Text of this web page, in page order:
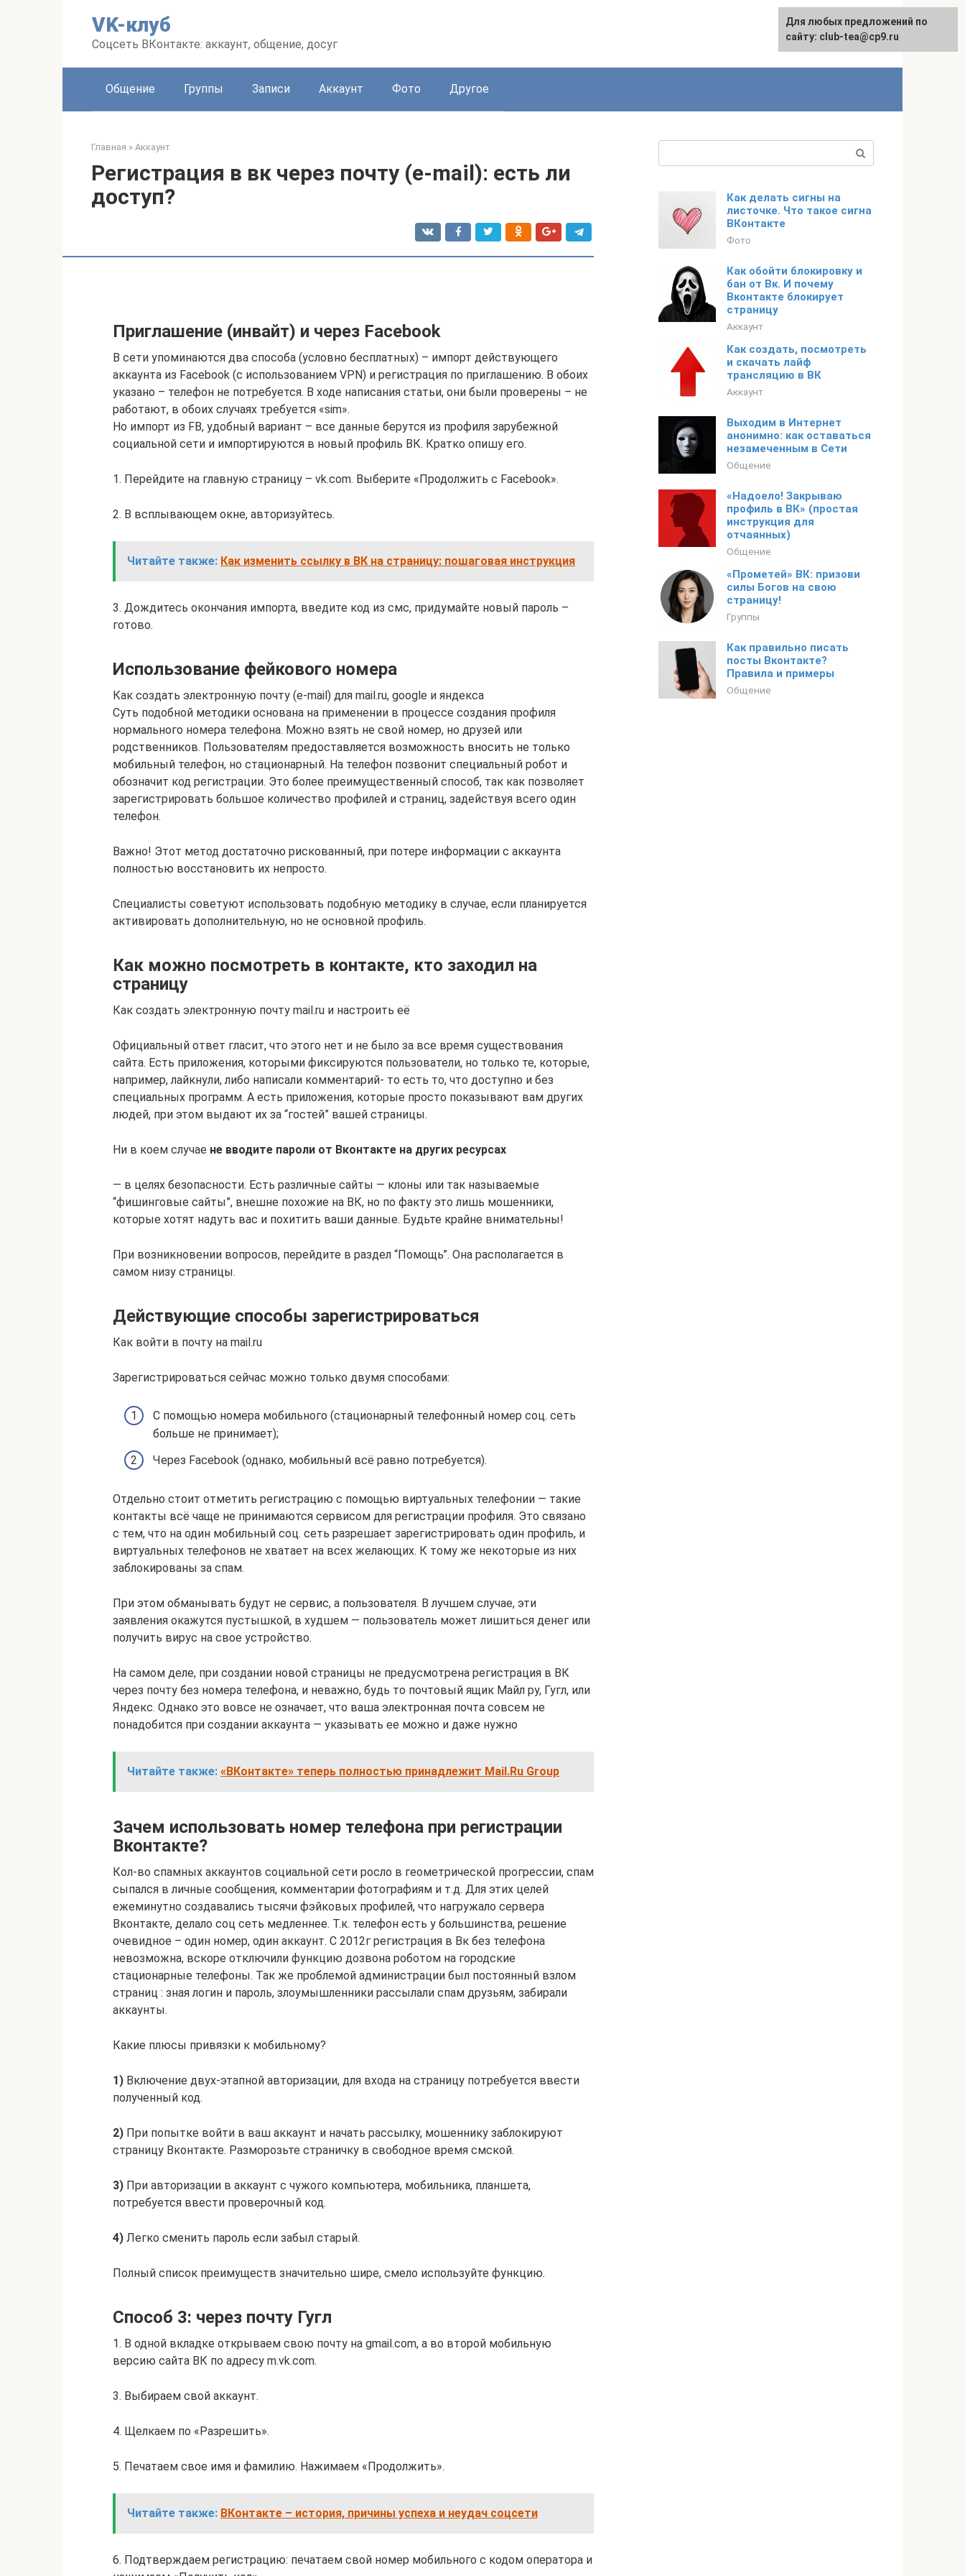
VK-клуб
Соцсеть ВКонтакте: аккаунт, общение, досуг
Общение Группы Записи Аккаунт Фото Другое
Главная » Аккаунт
Регистрация в вк через почту (e-mail): есть ли
доступ?
Приглашение (инвайт) и через Facebook
В сети упоминаются два способа (условно бесплатных) – импорт действующего
аккаунта из Facebook (с использованием VPN) и регистрация по приглашению. В обоих
указано – телефон не потребуется. В ходе написания статьи, они были проверены – не
работают, в обоих случаях требуется «sim».
Но импорт из FB, удобный вариант – все данные берутся из профиля зарубежной
социальной сети и импортируются в новый профиль ВК. Кратко опишу его.
1. Перейдите на главную страницу – vk.com. Выберите «Продолжить с Facebook».
2. В всплывающем окне, авторизуйтесь.
Читайте также: Как изменить ссылку в ВК на страницу: пошаговая инструкция
3. Дождитесь окончания импорта, введите код из смс, придумайте новый пароль –
готово.
Использование фейкового номера
Как создать электронную почту (e-mail) для mail.ru, google и яндекса
Суть подобной методики основана на применении в процессе создания профиля
нормального номера телефона. Можно взять не свой номер, но друзей или
родственников. Пользователям предоставляется возможность вносить не только
мобильный телефон, но стационарный. На телефон позвонит специальный робот и
обозначит код регистрации. Это более преимущественный способ, так как позволяет
зарегистрировать большое количество профилей и страниц, задействуя всего один
телефон.
Важно! Этот метод достаточно рискованный, при потере информации с аккаунта
полностью восстановить их непросто.
Специалисты советуют использовать подобную методику в случае, если планируется
активировать дополнительную, но не основной профиль.
Как можно посмотреть в контакте, кто заходил на
страницу
Как создать электронную почту mail.ru и настроить её
Официальный ответ гласит, что этого нет и не было за все время существования
сайта. Есть приложения, которыми фиксируются пользователи, но только те, которые,
например, лайкнули, либо написали комментарий- то есть то, что доступно и без
специальных программ. А есть приложения, которые просто показывают вам других
людей, при этом выдают их за “гостей” вашей страницы.
Ни в коем случае не вводите пароли от Вконтакте на других ресурсах
— в целях безопасности. Есть различные сайты — клоны или так называемые
“фишинговые сайты”, внешне похожие на ВК, но по факту это лишь мошенники,
которые хотят надуть вас и похитить ваши данные. Будьте крайне внимательны!
При возникновении вопросов, перейдите в раздел “Помощь”. Она располагается в
самом низу страницы.
Действующие способы зарегистрироваться
Как войти в почту на mail.ru
Зарегистрироваться сейчас можно только двумя способами:
С помощью номера мобильного (стационарный телефонный номер соц. сеть
больше не принимает);
Через Facebook (однако, мобильный всё равно потребуется).
Отдельно стоит отметить регистрацию с помощью виртуальных телефонии — такие
контакты всё чаще не принимаются сервисом для регистрации профиля. Это связано
с тем, что на один мобильный соц. сеть разрешает зарегистрировать один профиль, и
виртуальных телефонов не хватает на всех желающих. К тому же некоторые из них
заблокированы за спам.
При этом обманывать будут не сервис, а пользователя. В лучшем случае, эти
заявления окажутся пустышкой, в худшем — пользователь может лишиться денег или
получить вирус на свое устройство.
На самом деле, при создании новой страницы не предусмотрена регистрация в ВК
через почту без номера телефона, и неважно, будь то почтовый ящик Майл ру, Гугл, или
Яндекс. Однако это вовсе не означает, что ваша электронная почта совсем не
понадобится при создании аккаунта — указывать ее можно и даже нужно
Читайте также: «ВКонтакте» теперь полностью принадлежит Mail.Ru Group
Зачем использовать номер телефона при регистрации
Вконтакте?
Кол-во спамных аккаунтов социальной сети росло в геометрической прогрессии, спам
сыпался в личные сообщения, комментарии фотографиям и т.д. Для этих целей
ежеминутно создавались тысячи фэйковых профилей, что нагружало сервера
Вконтакте, делало соц сеть медленнее. Т.к. телефон есть у большинства, решение
очевидное – один номер, один аккаунт. С 2012г регистрация в Вк без телефона
невозможна, вскоре отключили функцию дозвона роботом на городские
стационарные телефоны. Так же проблемой администрации был постоянный взлом
страниц : зная логин и пароль, злоумышленники рассылали спам друзьям, забирали
аккаунты.
Какие плюсы привязки к мобильному?
1) Включение двух-этапной авторизации, для входа на страницу потребуется ввести
полученный код.
2) При попытке войти в ваш аккаунт и начать рассылку, мошеннику заблокируют
страницу Вконтакте. Разморозьте страничку в свободное время смской.
3) При авторизации в аккаунт с чужого компьютера, мобильника, планшета,
потребуется ввести проверочный код.
4) Легко сменить пароль если забыл старый.
Полный список преимуществ значительно шире, смело используйте функцию.
Способ 3: через почту Гугл
1. В одной вкладке открываем свою почту на gmail.com, а во второй мобильную
версию сайта ВК по адресу m.vk.com.
3. Выбираем свой аккаунт.
4. Щелкаем по «Разрешить».
5. Печатаем свое имя и фамилию. Нажимаем «Продолжить».
Читайте также: ВКонтакте – история, причины успеха и неудач соцсети
6. Подтверждаем регистрацию: печатаем свой номер мобильного с кодом оператора и
Как делать сигны на
листочке. Что такое сигна
ВКонтакте
Фото
Как обойти блокировку и
бан от Вк. И почему
Вконтакте блокирует
страницу
Аккаунт
Как создать, посмотреть
и скачать лайф
трансляцию в ВК
Аккаунт
Выходим в Интернет
анонимно: как оставаться
незамеченным в Сети
Общение
«Надоело! Закрываю
профиль в ВК» (простая
инструкция для
отчаянных)
Общение
«Прометей» ВК: призови
силы Богов на свою
страницу!
Группы
Как правильно писать
посты Вконтакте?
Правила и примеры
Общение
Для любых предложений по
сайту: club-tea@cp9.ru